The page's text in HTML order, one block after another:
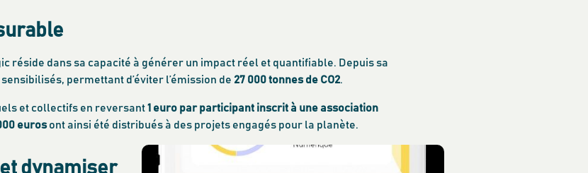
réside dans sa capacité à générer un impact réel et quantifiable. Depuis sa
permettant d’éviter l’émission de 27 000 tonnes de CO2.
et collectifs en reversant1 euro par participant inscrit à une association
eurosont ainsi été distribués à des projets engagés pour la planète.
dynamiser